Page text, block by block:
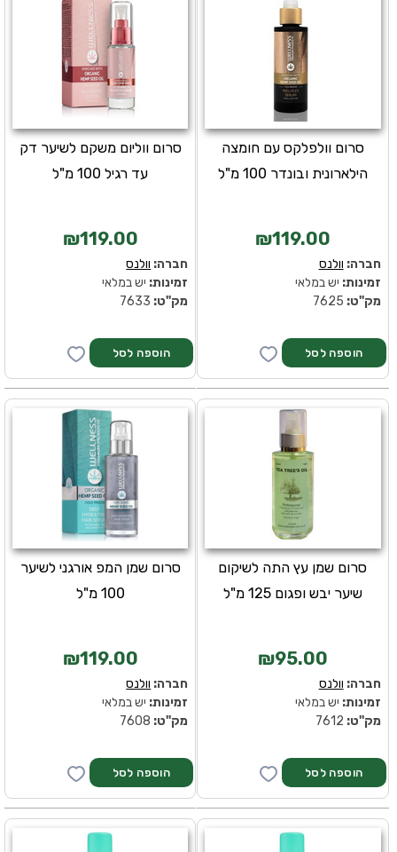
סרום ווליום משקם לשיער דק
עד רגיל 100 מ"ל
₪119.00
חברה: וולנס
זמינות: יש במלאי
מק''ט:
סרום וולפלקס עם חומצה
הילארונית ובונדר 100 מ"ל
₪119.00
חברה: וולנס
זמינות: יש במלאי
מק''ט:
סרום שמן המפ אורגני לשיער
100 מ"ל
₪119.00
חברה: וולנס
זמינות: יש במלאי
מק''ט:
סרום שמן עץ התה לשיקום
שיער יבש ופגום 125 מ"ל
₪95.00
חברה: וולנס
זמינות: יש במלאי
מק''ט: